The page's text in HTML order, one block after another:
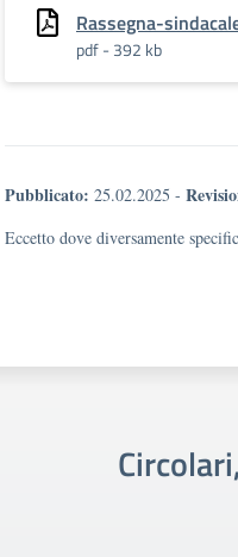
Rassegna-
pdf - 392 kb
Pubblicato: 25.02.2025 -
Eccetto dove diversamente